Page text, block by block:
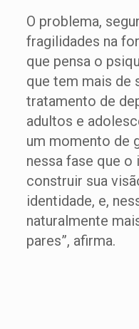
O problema,
fragilidades na
que pensa o
que tem mais de
tratamento de
adultos e
um momento de
nessa fase que
construir sua
identidade, e,
naturalmente
pares”, afirma.